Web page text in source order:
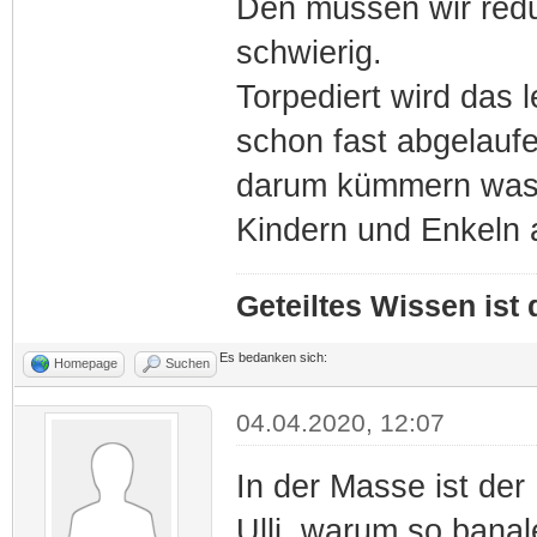
Den müssen wir
schwierig.
Torpediert wird das
schon fast
darum kümmern
Kindern und Enkeln
Geteiltes Wissen ist
Homepage Suchen Es bedanken sich:
04.04.2020, 12:07
In der Masse ist